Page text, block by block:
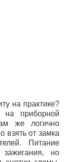
на практике?
на приборной
же логично
взять от замка
Питание
но